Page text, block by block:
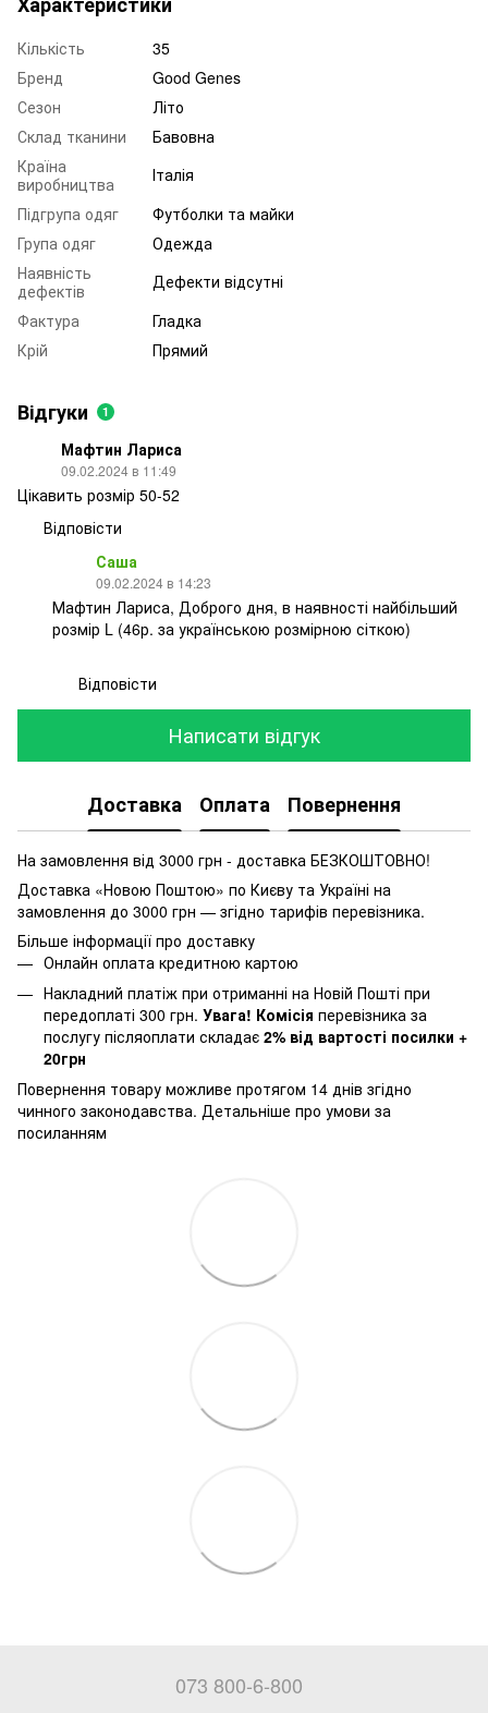
Кількість
35
Бренд
Good Genes
Сезон
Літо
Склад тканини
Бавовна
Країна
виробництва
Італія
Підгрупа одяг
Футболки та майки
Група одяг
Одежда
Наявність
дефектів
Дефекти відсутні
Фактура
Гладка
Крій
Прямий
Відгуки 1
Мафтин Лариса
09.02.2024 в 11:49
Цікавить розмір 50-52
Відповісти
Саша
09.02.2024 в 14:23
Мафтин Лариса, Доброго дня, в наявності найбільший
розмір L (46р. за українською розмірною сіткою)
Відповісти
Написати відгук
Доставка Оплата Повернення
На замовлення від 3000 грн - доставка БЕЗКОШТОВНО!
Доставка «Новою Поштою» по Києву та Україні на
замовлення до 3000 грн — згідно тарифів перевізника.
Більше інформації про доставку
Онлайн оплата кредитною картою
Накладний платіж при отриманні на Новій Пошті при
передоплаті 300 грн. Увага! Комісія перевізника за
послугу післяоплати складає 2% від вартості посилки +
20грн
Повернення товару можливе протягом 14 днів згідно
чинного законодавства. Детальніше про умови за
посиланням
073 800-6-800